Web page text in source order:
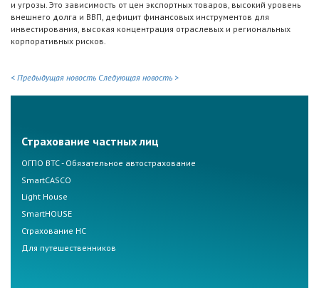
и угрозы. Это зависимость от цен экспортных товаров, высокий уровень
внешнего долга и ВВП, дефицит финансовых инструментов для
инвестирования, высокая концентрация отраслевых и региональных
корпоративных рисков.
< Предыдущая новость Следующая новость >
Страхование частных лиц
ОГПО ВТС - Обязательное автострахование
SmartCASCO
Light House
SmartHOUSE
Страхование НС
Для путешественников